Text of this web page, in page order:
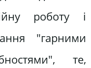
роботу і
"гарними
те,